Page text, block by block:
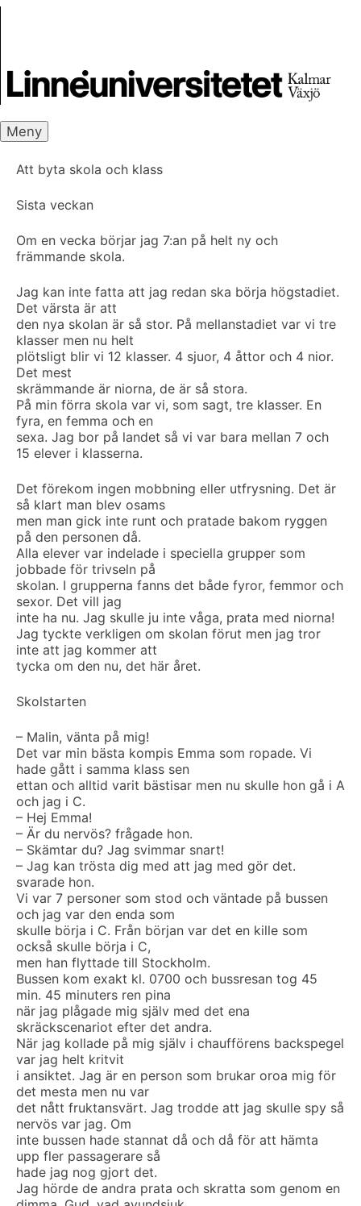
Meny
Att byta skola och klass
Sista veckan
Om en vecka börjar jag 7:an på helt ny och
främmande skola.
Jag kan inte fatta att jag redan ska börja högstadiet.
Det värsta är att
den nya skolan är så stor. På mellanstadiet var vi tre
klasser men nu helt
plötsligt blir vi 12 klasser. 4 sjuor, 4 åttor och 4 nior.
Det mest
skrämmande är niorna, de är så stora.
På min förra skola var vi, som sagt, tre klasser. En
fyra, en femma och en
sexa. Jag bor på landet så vi var bara mellan 7 och
15 elever i klasserna.
Det förekom ingen mobbning eller utfrysning. Det är
så klart man blev osams
men man gick inte runt och pratade bakom ryggen
på den personen då.
Alla elever var indelade i speciella grupper som
jobbade för trivseln på
skolan. I grupperna fanns det både fyror, femmor och
sexor. Det vill jag
inte ha nu. Jag skulle ju inte våga, prata med niorna!
Jag tyckte verkligen om skolan förut men jag tror
inte att jag kommer att
tycka om den nu, det här året.
Skolstarten
– Malin, vänta på mig!
Det var min bästa kompis Emma som ropade. Vi
hade gått i samma klass sen
ettan och alltid varit bästisar men nu skulle hon gå i A
och jag i C.
– Hej Emma!
– Är du nervös? frågade hon.
– Skämtar du? Jag svimmar snart!
– Jag kan trösta dig med att jag med gör det.
svarade hon.
Vi var 7 personer som stod och väntade på bussen
och jag var den enda som
skulle börja i C. Från början var det en kille som
också skulle börja i C,
men han flyttade till Stockholm.
Bussen kom exakt kl. 0700 och bussresan tog 45
min. 45 minuters ren pina
när jag plågade mig själv med det ena
skräckscenariot efter det andra.
När jag kollade på mig själv i chaufförens backspegel
var jag helt kritvit
i ansiktet. Jag är en person som brukar oroa mig för
det mesta men nu var
det nått fruktansvärt. Jag trodde att jag skulle spy så
nervös var jag. Om
inte bussen hade stannat då och då för att hämta
upp fler passagerare så
hade jag nog gjort det.
Jag hörde de andra prata och skratta som genom en